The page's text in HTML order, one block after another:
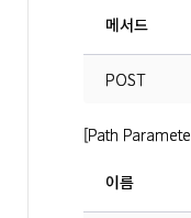
메서드
POST
[Path
이름